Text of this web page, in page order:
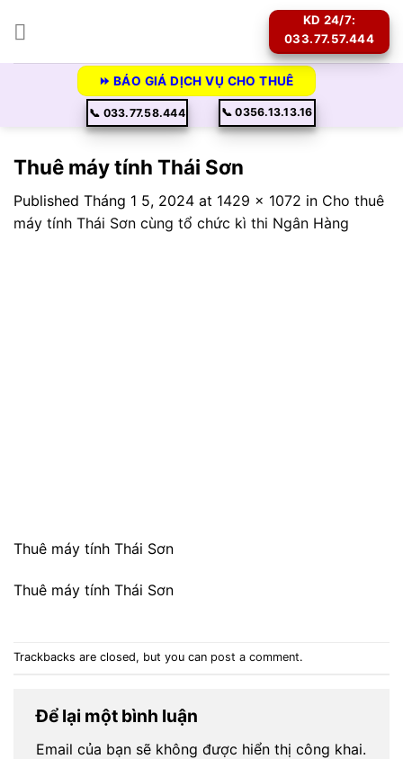
KD 24/7:
033.77.57.444
⏩ BÁO GIÁ DỊCH VỤ CHO THUÊ
📞 033.77.58.444 📞 0356.13.13.16
Thuê máy tính Thái Sơn
Published Tháng 1 5, 2024 at 1429 × 1072 in Cho thuê
máy tính Thái Sơn cùng tổ chức kì thi Ngân Hàng
Thuê máy tính Thái Sơn
Thuê máy tính Thái Sơn
Trackbacks are closed, but you can post a comment.
Để lại một bình luận
Email của bạn sẽ không được hiển thị công khai.